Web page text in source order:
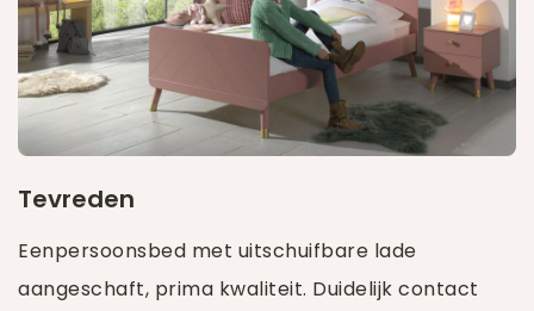
Tevreden
Eenpersoonsbed met uitschuifbare lade
aangeschaft, prima kwaliteit. Duidelijk contact